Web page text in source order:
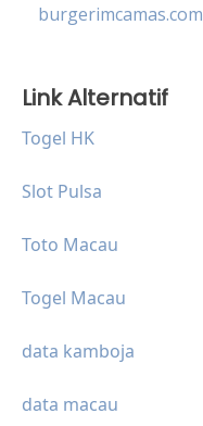
burgerimcamas.com
Link Alternatif
Togel HK
Slot Pulsa
Toto Macau
Togel Macau
data kamboja
data macau